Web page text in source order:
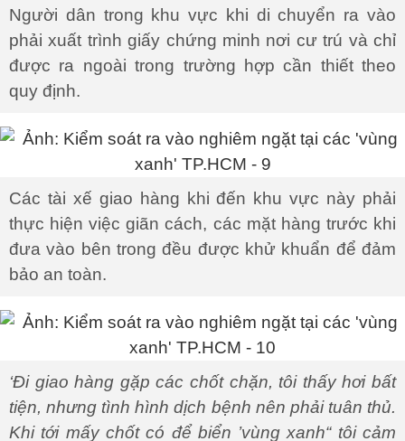
Người dân trong khu vực khi di chuyển ra vào
phải xuất trình giấy chứng minh nơi cư trú và chỉ
được ra ngoài trong trường hợp cần thiết theo
quy định.
Các tài xế giao hàng khi đến khu vực này phải
thực hiện việc giãn cách, các mặt hàng trước khi
đưa vào bên trong đều được khử khuẩn để đảm
bảo an toàn.
‘Đi giao hàng gặp các chốt chặn, tôi thấy hơi bất
tiện, nhưng tình hình dịch bệnh nên phải tuân thủ.
Khi tới mấy chốt có để biển ’vùng xanh“ tôi cảm